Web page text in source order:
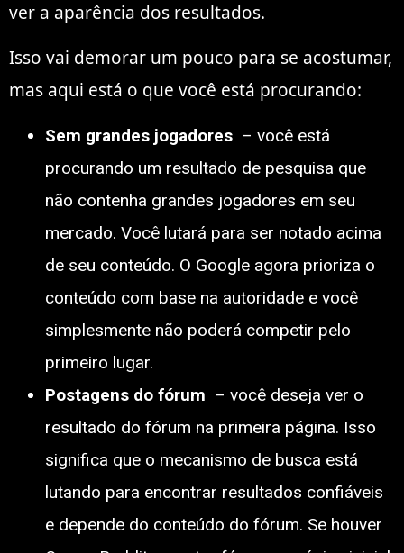
ver a aparência dos resultados.
Isso vai demorar um pouco para se acostumar,
mas aqui está o que você está procurando:
Sem grandes jogadores – você está
procurando um resultado de pesquisa que
não contenha grandes jogadores em seu
mercado. Você lutará para ser notado acima
de seu conteúdo. O Google agora prioriza o
conteúdo com base na autoridade e você
simplesmente não poderá competir pelo
primeiro lugar.
Postagens do fórum – você deseja ver o
resultado do fórum na primeira página. Isso
significa que o mecanismo de busca está
lutando para encontrar resultados confiáveis ​​
e depende do conteúdo do fórum. Se houver